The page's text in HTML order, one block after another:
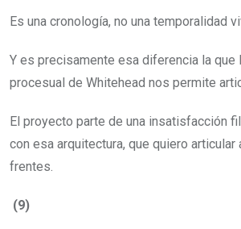
Es una cronología, no una temporalidad
Y es precisamente esa diferencia la que
procesual de Whitehead nos permite
El proyecto parte de una insatisfacción
con esa arquitectura, que quiero articular
frentes.
(9)